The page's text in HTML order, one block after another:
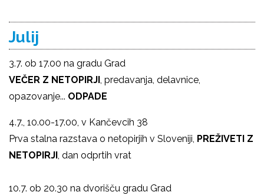
Julij
3.7. ob 17.00 na gradu Grad
VEČER Z NETOPIRJI , predavanja, delavnice,
opazovanje... ODPADE
4.7., 10.00-17.00, v Kančevcih 38
Prva stalna razstava o netopirjih v Sloveniji, PREŽIVETI Z
NETOPIRJI , dan odprtih vrat
10.7. ob 20.30 na dvorišču gradu Grad